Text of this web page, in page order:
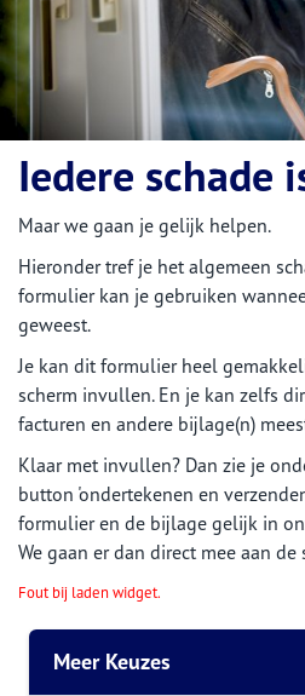
Iedere schade
Maar we gaan je gelijk helpen.
Hieronder tref je het algemeen
formulier kan je gebruiken
geweest.
Je kan dit formulier heel
scherm invullen. En je kan zelfs
facturen en andere bijlage(n)
Klaar met invullen? Dan zie je
button 'ondertekenen en
formulier en de bijlage gelijk in
We gaan er dan direct mee aan de
Fout bij laden widget.
Meer Keuzes